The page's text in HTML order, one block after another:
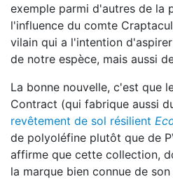
exemple parmi d'autres de la
l'influence du comte
vilain qui a l'intention
de notre espèce, mais aussi
La bonne nouvelle, c'est que
Contract (qui fabrique aussi
revêtement de sol résilient
de polyoléfine plutôt que de
affirme que cette collection,
la marque bien connue de